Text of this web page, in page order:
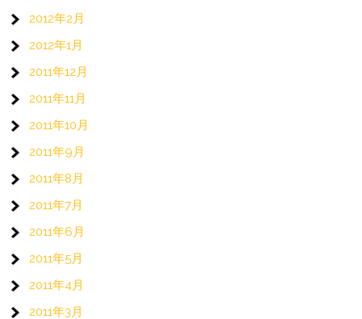
2012年2月
2012年1月
2011年12月
2011年11月
2011年10月
2011年9月
2011年8月
2011年7月
2011年6月
2011年5月
2011年4月
2011年3月